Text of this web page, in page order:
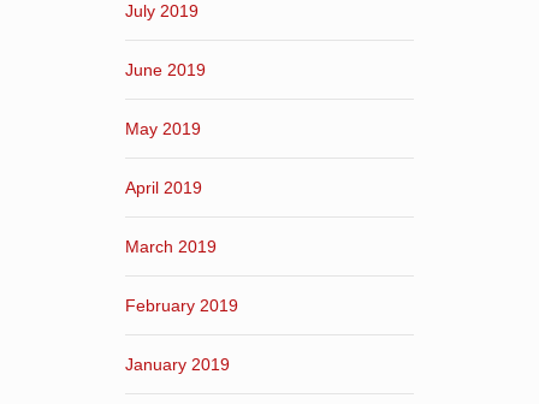
July 2019
June 2019
May 2019
April 2019
March 2019
February 2019
January 2019